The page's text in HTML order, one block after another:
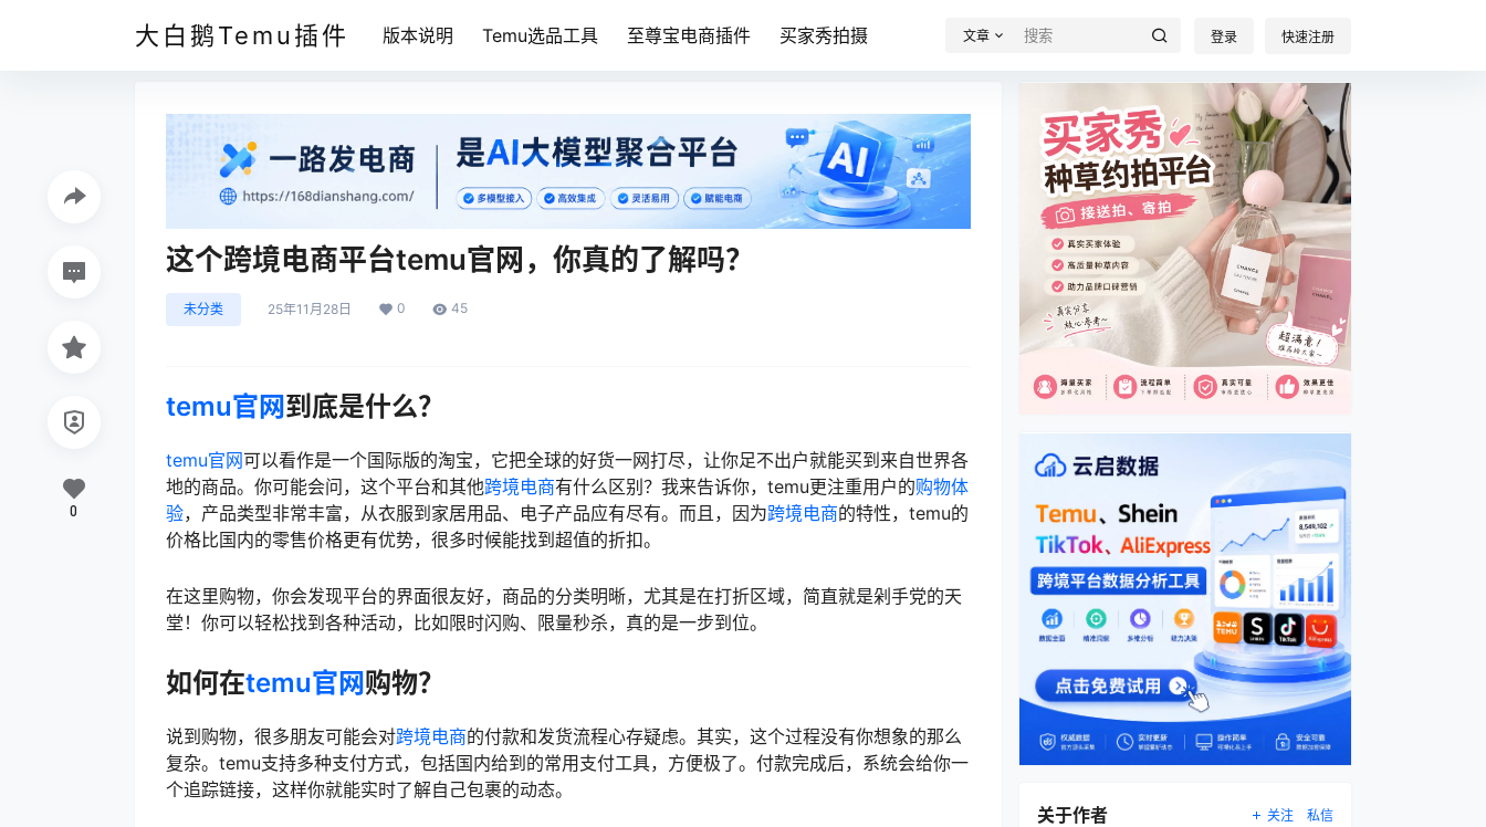
大白鹅Temu插件 版本说明 Temu选品工具 至尊宝电商插件 买家秀拍摄 文章 登录 快速注册
这个跨境电商平台temu官网，你真的了解吗？
未分类 25年11月28日 0 45
temu官网到底是什么？
temu官网可以看作是一个国际版的淘宝，它把全球的好货一网打尽，让你足不出户就能买到来自世界各
地的商品。你可能会问，这个平台和其他跨境电商有什么区别？我来告诉你，temu更注重用户的购物体
验，产品类型非常丰富，从衣服到家居用品、电子产品应有尽有。而且，因为跨境电商的特性，temu的
价格比国内的零售价格更有优势，很多时候能找到超值的折扣。
在这里购物，你会发现平台的界面很友好，商品的分类明晰，尤其是在打折区域，简直就是剁手党的天
堂！你可以轻松找到各种活动，比如限时闪购、限量秒杀，真的是一步到位。
如何在temu官网购物？
说到购物，很多朋友可能会对跨境电商的付款和发货流程心存疑虑。其实，这个过程没有你想象的那么
复杂。temu支持多种支付方式，包括国内给到的常用支付工具，方便极了。付款完成后，系统会给你一
个追踪链接，这样你就能实时了解自己包裹的动态。
0
关于作者 关注 私信